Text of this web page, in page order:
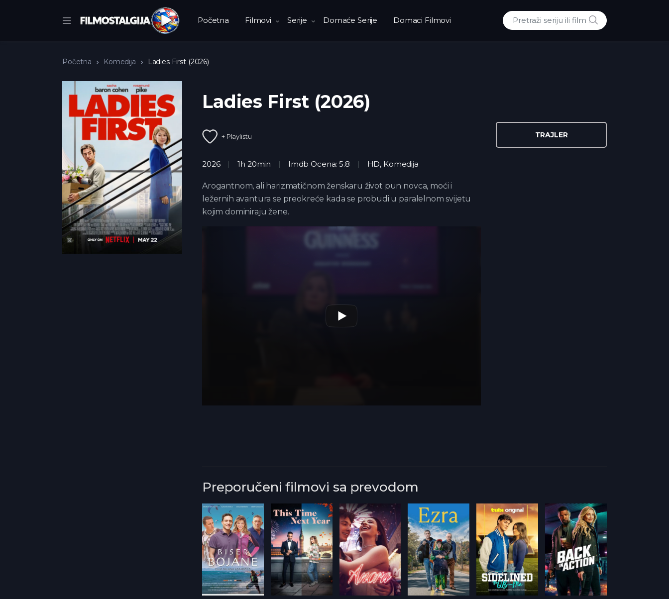
Početna Filmovi Serije Domaće Serije Domaci Filmovi
Traži:
POTRAZI
Početna Komedija Ladies First (2026)
TRAJLER
Ladies First (2026)
+ Playlistu
2026 1h 20min Imdb Ocena: 5.8 HD, Komedija
Arogantnom, ali harizmatičnom ženskaru život pun novca, moći i
ležernih avantura se preokreće kada se probudi u paralelnom svijetu
kojim dominiraju žene.
Preporučeni filmovi sa prevodom